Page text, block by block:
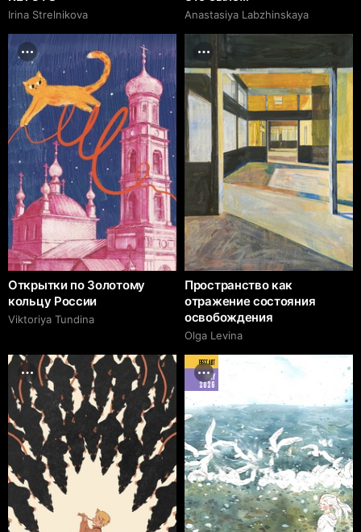
Irina Strelnikova Anastasiya Labzhinskaya
Открытки по Золотому
кольцу России
Viktoriya Tundina
Пространство как
отражение состояния
освобождения
Olga Levina
BEST ART
MAY
2026